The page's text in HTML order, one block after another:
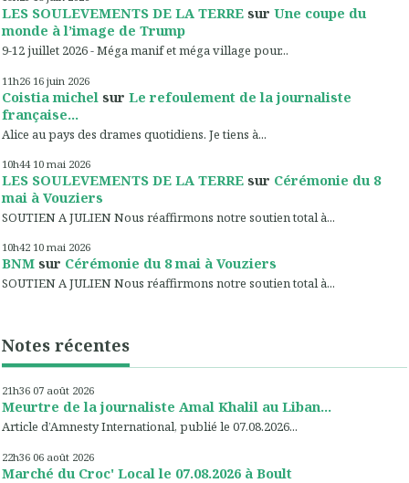
LES SOULEVEMENTS DE LA TERRE sur Une coupe du
monde à l’image de Trump
9-12 juillet 2026 - Méga manif et méga village pour...
11h26 16 juin 2026
Coistia michel sur Le refoulement de la journaliste
française...
Alice au pays des drames quotidiens. Je tiens à...
10h44 10 mai 2026
LES SOULEVEMENTS DE LA TERRE sur Cérémonie du 8
mai à Vouziers
SOUTIEN A JULIEN Nous réaffirmons notre soutien total à...
10h42 10 mai 2026
BNM sur Cérémonie du 8 mai à Vouziers
SOUTIEN A JULIEN Nous réaffirmons notre soutien total à...
Notes récentes
21h36 07 août 2026
Meurtre de la journaliste Amal Khalil au Liban...
Article d’Amnesty International, publié le 07.08.2026...
22h36 06 août 2026
Marché du Croc' Local le 07.08.2026 à Boult